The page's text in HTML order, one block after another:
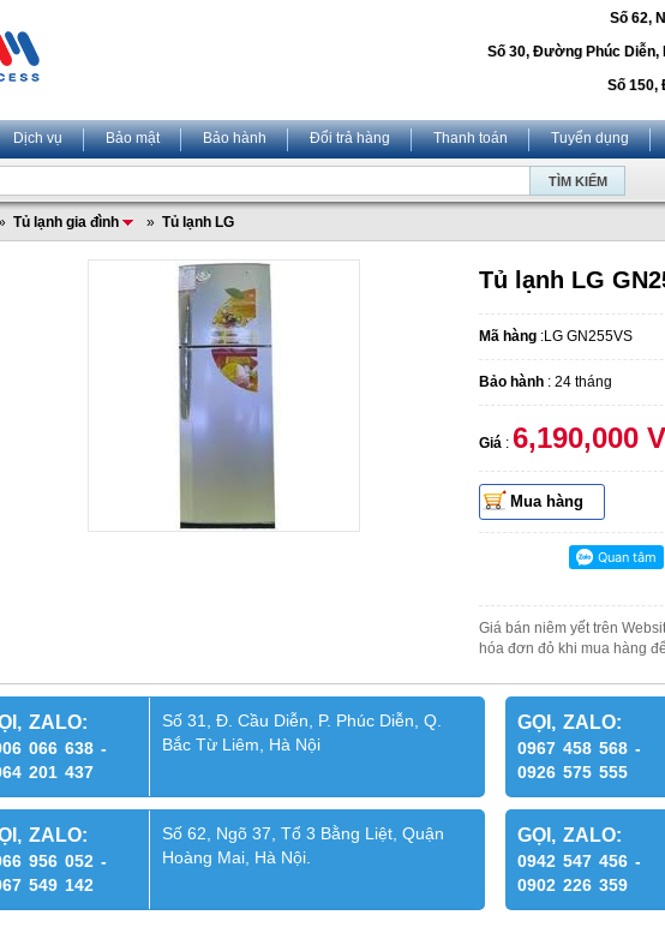
Số 62,
Số 30, Đường Phúc Diễn,
Số 150,
Dịch vụ Bảo mật Bảo hành Đổi trả hàng Thanh toán Tuyển dụng
Tủ lạnh gia đình » Tủ lạnh LG
Tủ lạnh LG
Mã hàng :LG GN255VS
Bảo hành : 24 tháng
Giá : 6,190,000
Mua hàng
Giá bán niêm yết trên
hóa đơn đỏ khi mua hàng
ZALO:
066 638 -
201 437
Số 31, Đ. Cầu Diễn, P. Phúc Diễn, Q.
Bắc Từ Liêm, Hà Nội
GỌI, ZALO:
0967 458 568 -
0926 575 555
ZALO:
956 052 -
549 142
Số 62, Ngõ 37, Tổ 3 Bằng Liệt, Quận
Hoàng Mai, Hà Nội.
GỌI, ZALO:
0942 547 456 -
0902 226 359